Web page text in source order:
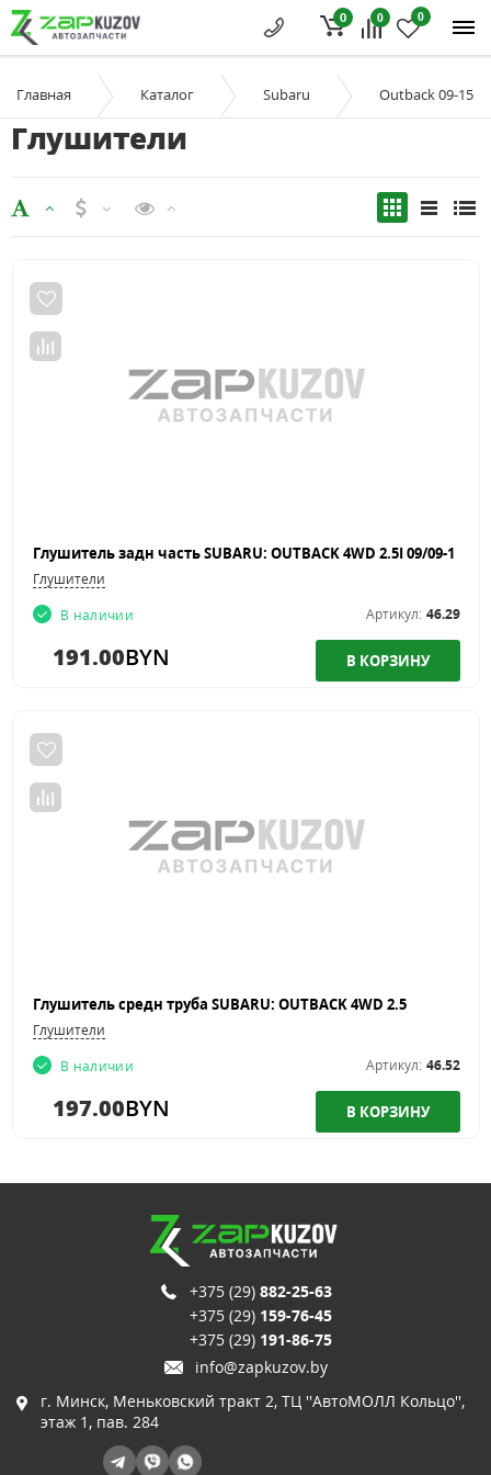
0 0
0
Главная Каталог Subaru Outback 09-15
Глушители
Глушители
В наличии
Артикул: 46.29
191.00BYN
Глушитель средн труба SUBARU: OUTBACK 4WD 2.5
Глушители
В наличии
Артикул: 46.52
197.00BYN
+375 (29) 882-25-63
+375 (29) 159-76-45
+375 (29) 191-86-75
info@zapkuzov.by
г. Минск, Меньковский тракт 2, ТЦ ''АвтоМОЛЛ Кольцо'',
этаж 1, пав. 284